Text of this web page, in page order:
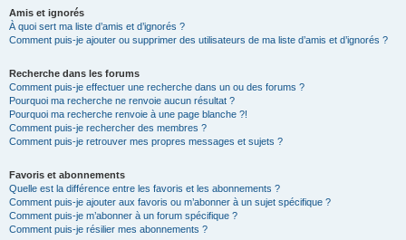
Amis et ignorés
À quoi sert ma liste d’amis et d’ignorés ?
Comment puis-je ajouter ou supprimer des utilisateurs de ma liste d’amis et d’ignorés ?
Recherche dans les forums
Comment puis-je effectuer une recherche dans un ou des forums ?
Pourquoi ma recherche ne renvoie aucun résultat ?
Pourquoi ma recherche renvoie à une page blanche ?!
Comment puis-je rechercher des membres ?
Comment puis-je retrouver mes propres messages et sujets ?
Favoris et abonnements
Quelle est la différence entre les favoris et les abonnements ?
Comment puis-je ajouter aux favoris ou m’abonner à un sujet spécifique ?
Comment puis-je m’abonner à un forum spécifique ?
Comment puis-je résilier mes abonnements ?